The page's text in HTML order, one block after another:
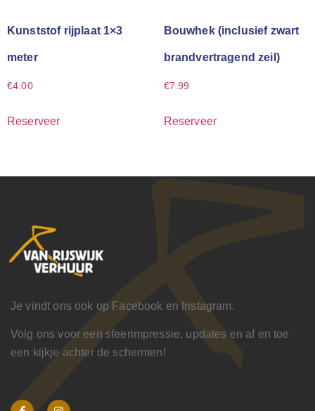
Kunststof rijplaat 1×3
meter
€4.00
Reserveer
Bouwhek (inclusief zwart
brandvertragend zeil)
€7.99
Reserveer
Je vindt ons ook op Facebook en Instagram.
Volg ons voor een sfeerimpressie, updates en af en toe
een kijkje achter de schermen!